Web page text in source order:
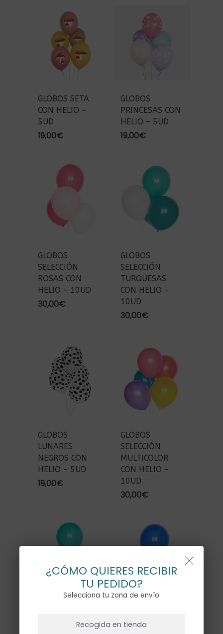
GLOBOS SETA
CON HELIO –
5UD
19,00€
GLOBOS
PRINCESAS CON
HELIO – 5UD
19,00€
GLOBOS
SELECCIÓN
ROSAS CON
HELIO – 10UD
30,00€
GLOBOS
SELECCIÓN
TURQUESAS
CON HELIO –
10UD
30,00€
GLOBOS
LUNARES
NEGROS CON
HELIO – 5UD
19,00€
GLOBOS
SELECCIÓN
MULTICOLOR
CON HELIO –
10UD
30,00€
SELECCIÓN
SELECCIÓN
¿CÓMO QUIERES RECIBIR
TU PEDIDO?
Selecciona tu zona de envío
Recogida en tienda